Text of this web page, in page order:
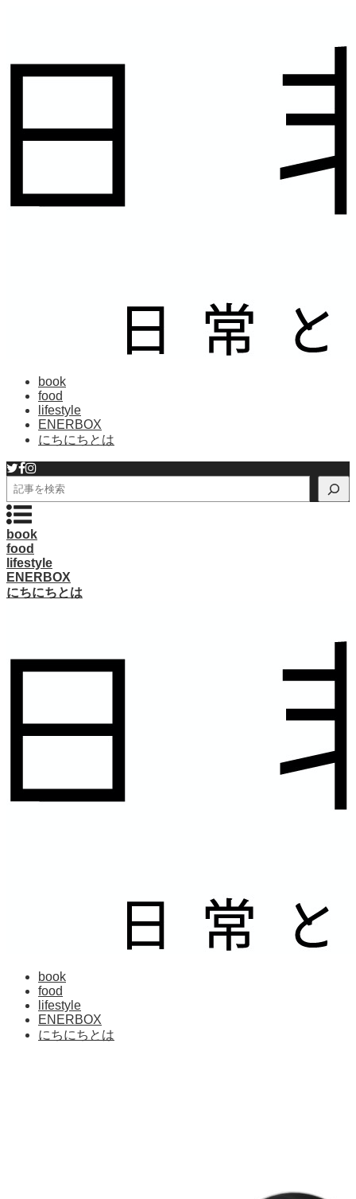
book
food
lifestyle
ENERBOX
にちにちとは
検
索
book
food
lifestyle
ENERBOX
にちにちとは
book
food
lifestyle
ENERBOX
にちにちとは